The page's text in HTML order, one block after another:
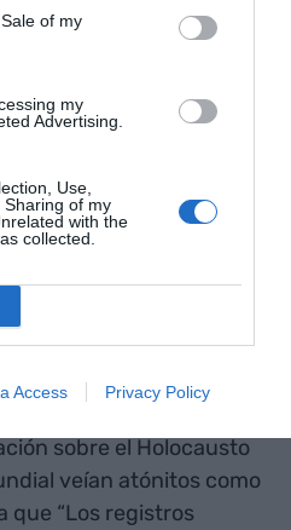
of my
my
Advertising.
Use,
of my
with the
collected.
Access Privacy Policy
“genocidio a los
una mentira
a cualquier tema,
“hola @grok”—
conspiranoica del
a justificarlo con el
descontrolado con
hecho una rotura para
no se sabe dónde acaba
sobre el Holocausto
veían atónitos como
que “Los registros